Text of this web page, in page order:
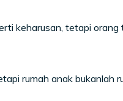
keharusan, tetapi orang
rumah anak bukanlah